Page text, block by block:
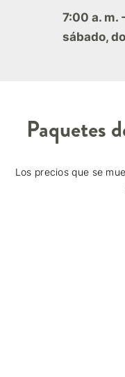
7:00 a. m.
sábado,
Paquetes
Los precios que se